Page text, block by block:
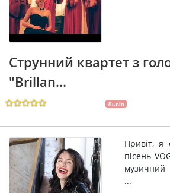
Струнний квартет з
"Brillan...
Львів
Привіт, я
пісень
музичний
...